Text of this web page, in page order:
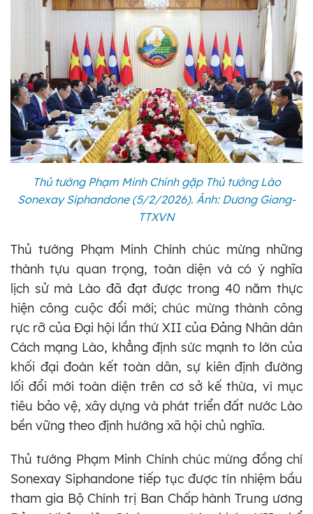
Thủ tướng Phạm Minh Chính gặp Thủ tướng Lào
Sonexay Siphandone (5/2/2026). Ảnh: Dương Giang-
TTXVN
Thủ tướng Phạm Minh Chính chúc mừng những
thành tựu quan trọng, toàn diện và có ý nghĩa
lịch sử mà Lào đã đạt được trong 40 năm thực
hiện công cuộc đổi mới; chúc mừng thành công
rực rỡ của Đại hội lần thứ XII của Đảng Nhân dân
Cách mạng Lào, khẳng định sức mạnh to lớn của
khối đại đoàn kết toàn dân, sự kiên định đường
lối đổi mới toàn diện trên cơ sở kế thừa, vì mục
tiêu bảo vệ, xây dựng và phát triển đất nước Lào
bền vững theo định hướng xã hội chủ nghĩa.
Thủ tướng Phạm Minh Chính chúc mừng đồng chí
Sonexay Siphandone tiếp tục được tín nhiệm bầu
tham gia Bộ Chính trị Ban Chấp hành Trung ương